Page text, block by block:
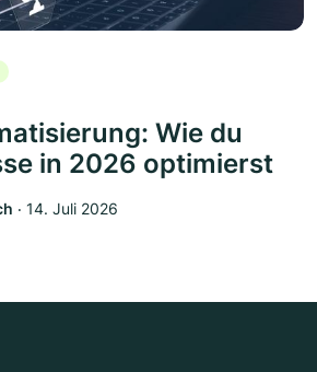
Wie du
in 2026 optimierst
‧ 14. Juli 2026